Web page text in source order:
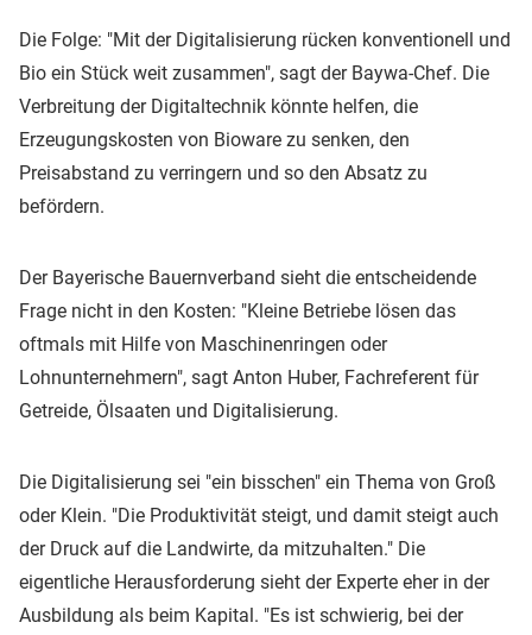
Die Folge: "Mit der Digitalisierung rücken konventionell und
Bio ein Stück weit zusammen", sagt der Baywa-Chef. Die
Verbreitung der Digitaltechnik könnte helfen, die
Erzeugungskosten von Bioware zu senken, den
Preisabstand zu verringern und so den Absatz zu
befördern.
Der Bayerische Bauernverband sieht die entscheidende
Frage nicht in den Kosten: "Kleine Betriebe lösen das
oftmals mit Hilfe von Maschinenringen oder
Lohnunternehmern", sagt Anton Huber, Fachreferent für
Getreide, Ölsaaten und Digitalisierung.
Die Digitalisierung sei "ein bisschen" ein Thema von Groß
oder Klein. "Die Produktivität steigt, und damit steigt auch
der Druck auf die Landwirte, da mitzuhalten." Die
eigentliche Herausforderung sieht der Experte eher in der
Ausbildung als beim Kapital. "Es ist schwierig, bei der